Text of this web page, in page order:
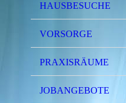
HAUSBESUCHE
VORSORGE
PRAXISRÄUME
JOBANGEBOTE